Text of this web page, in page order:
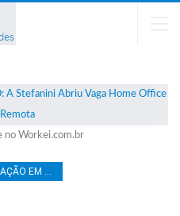
no Workei.com.br
ADMINISTRAÇÃO EM GERAL